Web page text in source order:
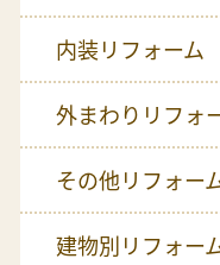
内装リフォーム
外まわりリフォ
その他リフォー
建物別リフォー